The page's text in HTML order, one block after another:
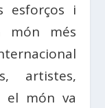
esforços i
món més
artistes,
el món va